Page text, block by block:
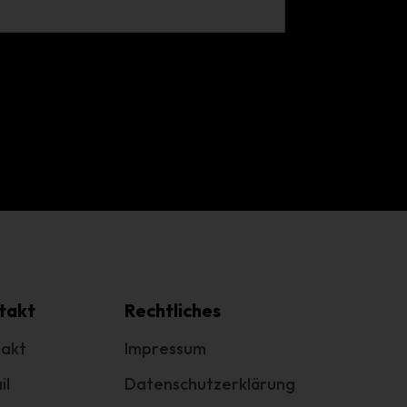
Rechtliches
Impressum
Datenschutzerklärung